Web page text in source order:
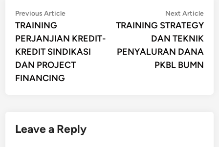
Post
navigation
Previous ArticlePrevious
TRAINING
PERJANJIAN KREDIT-
KREDIT SINDIKASI
DAN PROJECT
FINANCING
Next Article
TRAINING STRATEGY
DAN TEKNIK
PENYALURAN DANA
PKBL BUMN
Leave a Reply